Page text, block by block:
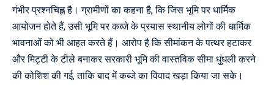
गंभीर प्रश्नचिह्न है। ग्रामीणों का कहना है, कि जिस भूमि पर धार्मिक
आयोजन होते हैं, उसी भूमि पर कब्जे के प्रयास स्थानीय लोगों की धार्मिक
भावनाओं को भी आहत करते हैं। आरोप है कि सीमांकन के पत्थर हटाकर
और मिट्टी के टीले बनाकर सरकारी भूमि की वास्तविक सीमा धुंधली करने
की कोशिश की गई, ताकि बाद में कब्जे का विवाद खड़ा किया जा सके।